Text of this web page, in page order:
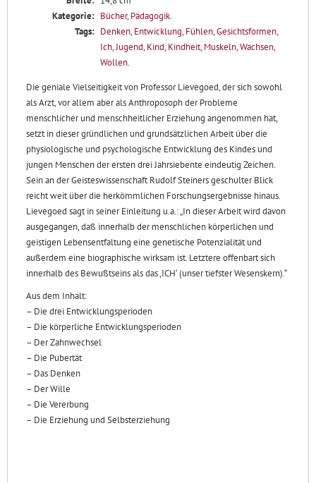
Kategorie: Bücher, Pädagogik.
Tags: Denken, Entwicklung, Fühlen,Gesichtsformen,
Ich,Jugend, Kind, Kindheit, Muskeln,Wachsen,
Wollen.
Die geniale Vielseitigkeit von Professor Lievegoed, der sich sowohl
als Arzt, vor allem aber als Anthroposoph der Probleme
menschlicher und menschheitlicher Erziehung angenommen hat,
setzt in dieser gründlichen und grundsätzlichen Arbeit über die
physiologische und psychologische Entwicklung des Kindes und
jungen Menschen der ersten drei Jahrsiebente eindeutig Zeichen.
Sein an der Geisteswissenschaft Rudolf Steiners geschulter Blick
reicht weit über die herkömmlichen Forschungsergebnisse hinaus.
Lievegoed sagt in seiner Einleitung u.a.: „In dieser Arbeit wird davon
ausgegangen, daß innerhalb der menschlichen körperlichen und
geistigen Lebensentfaltung eine genetische Potenzialität und
außerdem eine biographische wirksam ist. Letztere offenbart sich
innerhalb des Bewußtseins als das ‚ICH‘ (unser tiefster Wesenskern).“
Aus dem Inhalt:
– Die drei Entwicklungsperioden
– Die körperliche Entwicklungsperioden
– Der Zahnwechsel
– Die Pubertät
– Das Denken
– Der Wille
– Die Vererbung
– Die Erziehung und Selbsterziehung